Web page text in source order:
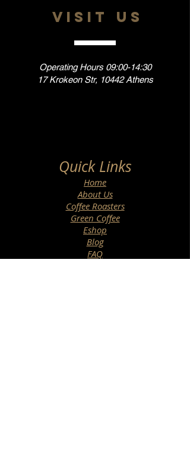
VISIT US
Operating Hours 09:00-14:30
17 Krokeon Str, 10442 Athens
Quick Links
Home
About Us
Coffee Roasters
Green Coffee
Eshop
Blog
FAQ